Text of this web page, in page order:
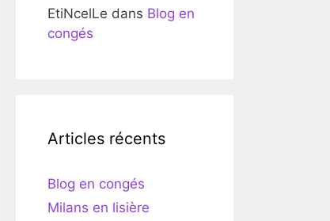
EtiNcelLe dans Blog en
congés
Articles récents
Blog en congés
Milans en lisière